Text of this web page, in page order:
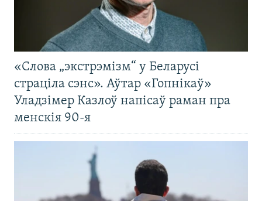
«Слова „экстрэмізм“ у Беларусі
страціла сэнс». Аўтар «Гопнікаў»
Уладзімер Казлоў напісаў раман пра
менскія 90-я